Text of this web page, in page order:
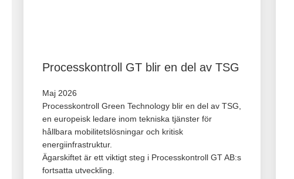
Processkontroll GT blir en del av TSG
Maj 2026
Processkontroll Green Technology blir en del av TSG,
en europeisk ledare inom tekniska tjänster för
hållbara mobilitetslösningar och kritisk
energiinfrastruktur.
Ägarskiftet är ett viktigt steg i Processkontroll GT AB:s
fortsatta utveckling.